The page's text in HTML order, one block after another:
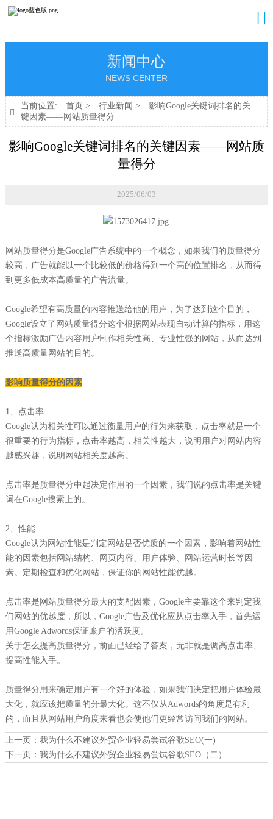

新闻中心
—— NEWS CENTER ——

当前位置: 首页 > 行业新闻 >
影响Google关键词排名的关
键因素——网站质量得分
影响Google关键词排名的关键因素——网站质
量得分
2025/06/03
网站质量得分是Google广告系统中的一个概念，如果我们的质量得分
较高，广告就能以一个比较低的价格得到一个高的位置排名，从而得
到更多低成本高质量的广告流量。
Google希望有高质量的内容推送给他的用户，为了达到这个目的，
Google设立了网站质量得分这个根据网站表现自动计算的指标，用这
个指标激励广告内容用户制作相关性高、专业性强的网站，从而达到
推送高质量网站的目的。
影响质量得分的因素
1、点击率
Google认为相关性可以通过衡量用户的行为来获取，点击率就是一个
很重要的行为指标，点击率越高，相关性越大，说明用户对网站内容
越感兴趣，说明网站相关度越高。
点击率是质量得分中起决定作用的一个因素，我们说的点击率是关键
词在Google搜索上的。
2、性能
Google认为网站性能是判定网站是否优质的一个因素，影响着网站性
能的因素包括网站结构、网页内容、用户体验、网站运营时长等因
素。定期检查和优化网站，保证你的网站性能优越。
点击率是网站质量得分最大的支配因素，Google主要靠这个来判定我
们网站的优越度，所以，Google广告及优化应从点击率入手，首先运
用Google Adwords保证账户的活跃度。
关于怎么提高质量得分，前面已经给了答案，无非就是调高点击率、
提高性能入手。
质量得分用来确定用户有一个好的体验，如果我们决定把用户体验最
大化，就应该把质量的分最大化。这不仅从Adwords的角度是有利
的，而且从网站用户角度来看也会使他们更经常访问我们的网站。
上一页： 我为什么不建议外贸企业轻易尝试谷歌SEO(一)
下一页： 我为什么不建议外贸企业轻易尝试谷歌SEO（二）